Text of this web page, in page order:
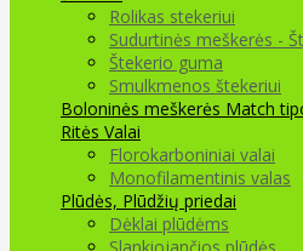
Rolikas stekeriui
Sudurtinės meškerės -
Štekerio guma
Smulkmenos štekeriui
Boloninės meškerės Match
Ritės Valai
Florokarboniniai valai
Monofilamentinis valas
Plūdės, Plūdžių priedai
Dėklai plūdėms
Slankiojančios plūdės